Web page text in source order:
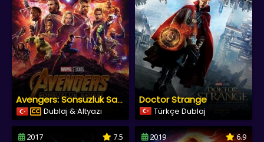
Avengers: Sonsuzluk Savaşı
Dublaj & Altyazı
Doctor Strange
Türkçe Dublaj
2017 7.5 2019 6.9